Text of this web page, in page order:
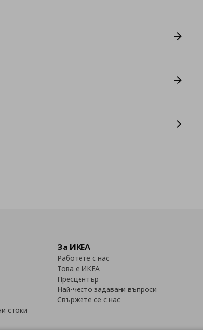
стоки
За ИКЕА
Работете с нас
Това е ИКЕА
Пресцентър
Най-често задавани въпроси
Свържете се с нас